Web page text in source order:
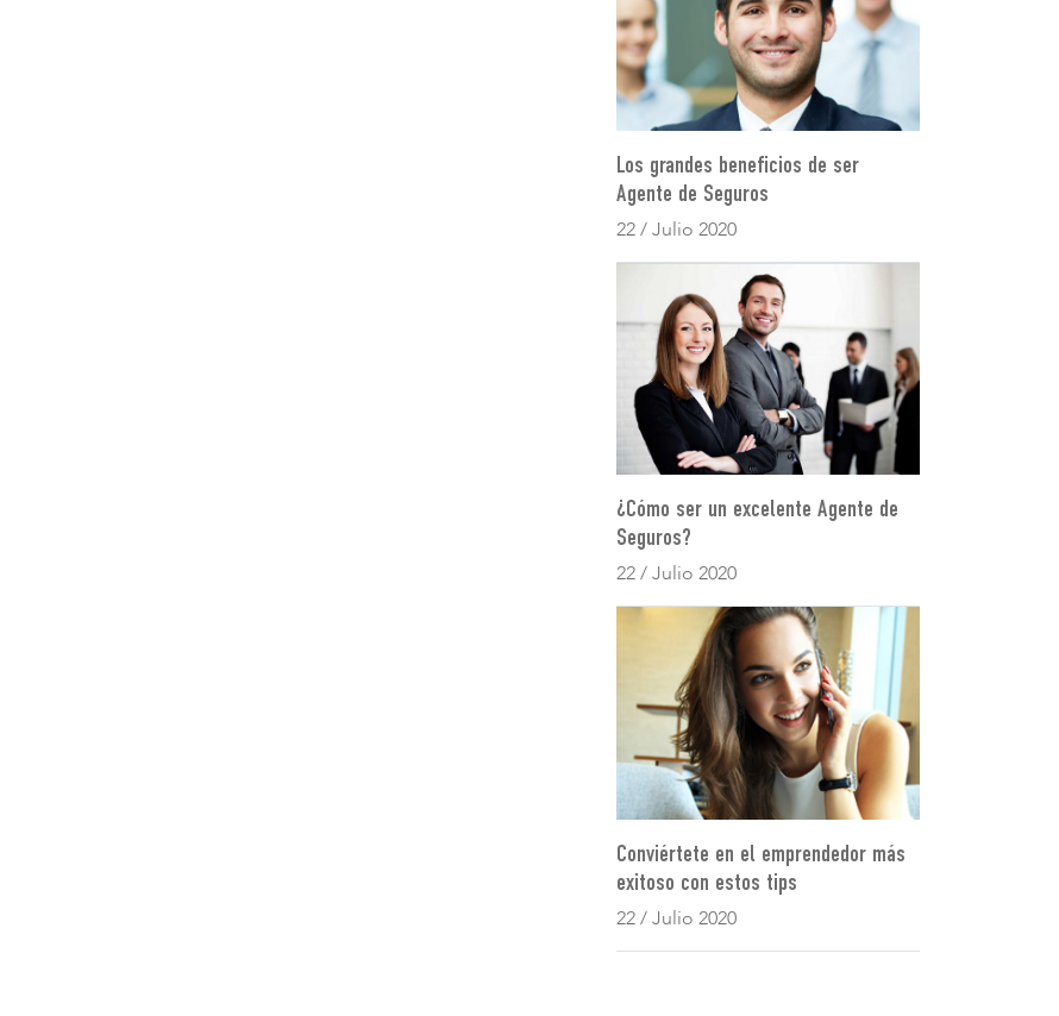
Los grandes beneficios de ser
Agente de Seguros
22 / Julio 2020
¿Cómo ser un excelente Agente de
Seguros?
22 / Julio 2020
Conviértete en el emprendedor más
exitoso con estos tips
22 / Julio 2020